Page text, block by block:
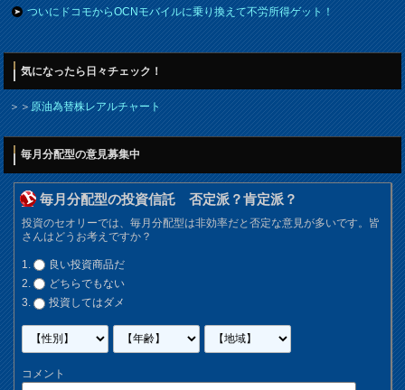
ついにドコモからOCNモバイルに乗り換えて不労所得ゲット！
気になったら日々チェック！
＞＞原油為替株レアルチャート
毎月分配型の意見募集中
毎月分配型の投資信託 否定派？肯定派？
投資のセオリーでは、毎月分配型は非効率だと否定な意見が多いです。皆
さんはどうお考えですか？
良い投資商品だ
どちらでもない
投資してはダメ
コメント